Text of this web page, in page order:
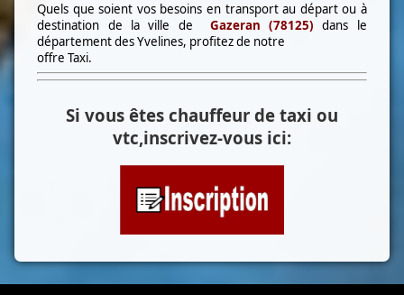
Quels que soient vos besoins en transport au départ ou à
destination de la ville de
Gazeran (78125) dans le
département des Yvelines, profitez de notre
offre Taxi.
Si vous êtes chauffeur de taxi ou
vtc,inscrivez-vous ici: